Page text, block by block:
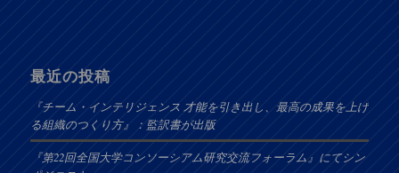
最近の投稿
『チーム・インテリジェンス 才能を引き出し、最高の成果を上げ
る組織のつくり方』：監訳書が出版
『第22回全国大学コンソーシアム研究交流フォーラム』にてシン